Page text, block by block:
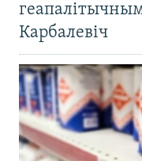
Карбалевіч